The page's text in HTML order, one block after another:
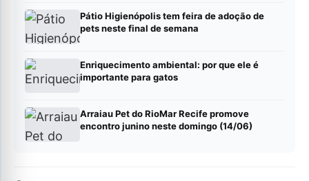
Pátio Higienópolis tem feira de adoção de
pets neste final de semana
Enriquecimento ambiental: por que ele é
importante para gatos
Arraiau Pet do RioMar Recife promove
encontro junino neste domingo (14/06)